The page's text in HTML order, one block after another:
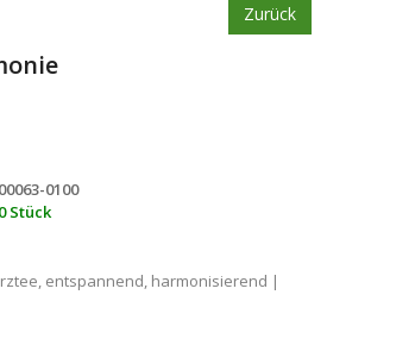
Zurück
0100
Stück
entspannend, harmonisierend |